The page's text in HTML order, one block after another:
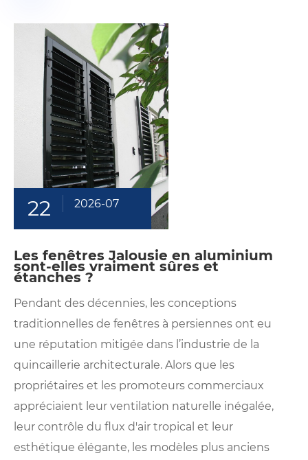
22 2026-07
Les fenêtres Jalousie en aluminium
sont-elles vraiment sûres et
étanches ?
Pendant des décennies, les conceptions
traditionnelles de fenêtres à persiennes ont eu
une réputation mitigée dans l’industrie de la
quincaillerie architecturale. Alors que les
propriétaires et les promoteurs commerciaux
appréciaient leur ventilation naturelle inégalée,
leur contrôle du flux d'air tropical et leur
esthétique élégante, les modèles plus anciens